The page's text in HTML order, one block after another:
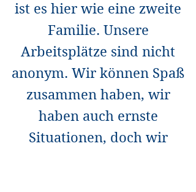
ist es hier wie eine zweite
Familie. Unsere
Arbeitsplätze sind nicht
anonym. Wir können Spaß
zusammen haben, wir
haben auch ernste
Situationen, doch wir